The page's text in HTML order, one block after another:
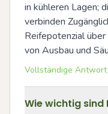
in kühleren Lagen;
verbinden
Reifepotenzial über
von Ausbau und
Vollständige
Wie wichtig